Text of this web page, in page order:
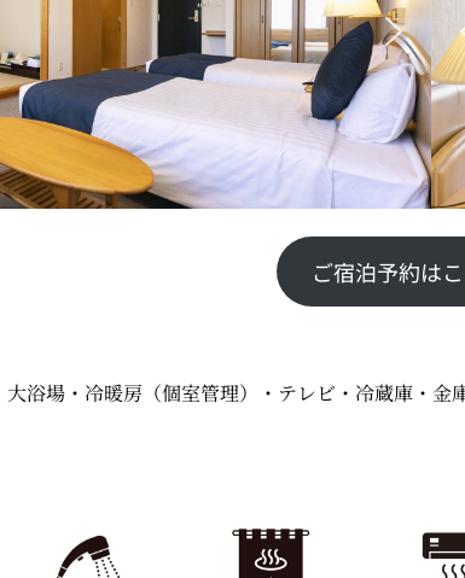
ご宿泊予約は
浴場・冷暖房（個室管理）・テレビ・冷蔵庫・金